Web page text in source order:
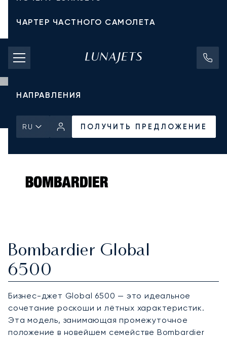
ЧАРТЕР ЧАСТНОГО САМОЛЕТА
СТОИМОСТЬ ЧАРТЕРА
ЧАСТНЫЕ САМОЛЕТЫ
НАПРАВЛЕНИЯ
RU ПОЛУЧИТЬ ПРЕДЛОЖЕНИЕ
Bombardier Global
6500
Бизнес-джет Global 6500 — это идеальное
сочетание роскоши и лётных характеристик.
Эта модель, занимающая промежуточное
положение в новейшем семействе Bombardier